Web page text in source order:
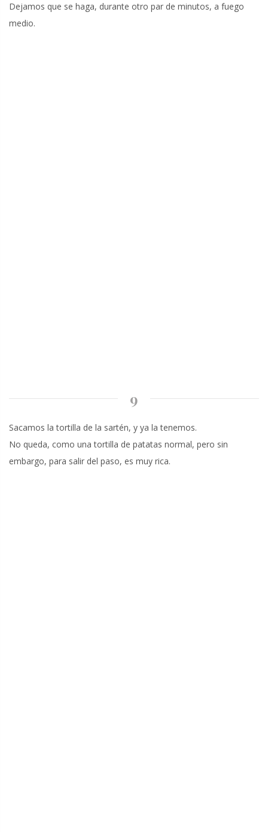
Dejamos que se haga, durante otro par de minutos, a fuego
medio.
9
Sacamos la tortilla de la sartén, y ya la tenemos.
No queda, como una tortilla de patatas normal, pero sin
embargo, para salir del paso, es muy rica.